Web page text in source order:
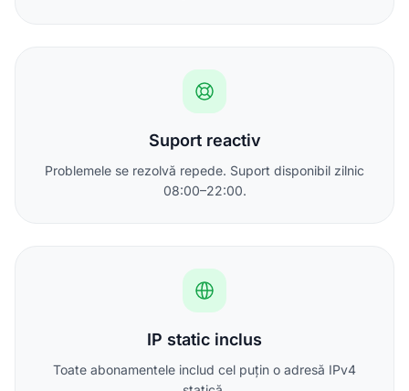
Suport reactiv
Problemele se rezolvă repede. Suport disponibil zilnic
08:00–22:00.
IP static inclus
Toate abonamentele includ cel puțin o adresă IPv4